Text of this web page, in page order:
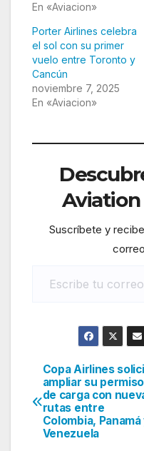
En «Aviacion»
Porter Airlines celebra
el sol con su primer
vuelo entre Toronto y
Cancún
noviembre 7, 2025
En «Aviacion»
Aviation
Suscríbete y
de
entradas
Copa Airlines
ampliar su permiso
de carga con
rutas entre
Colombia, Panamá
Venezuela